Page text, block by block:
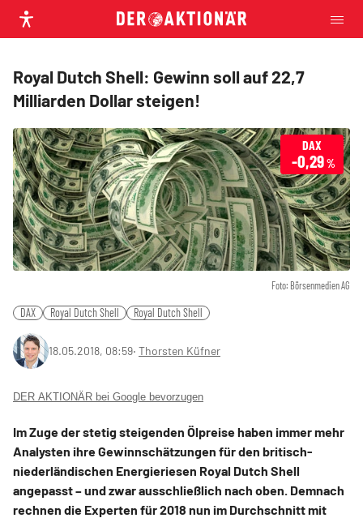
Royal Dutch Shell: Gewinn soll auf 22,7
Milliarden Dollar steigen!
Foto: Börsenmedien AG
DAX
-0,29%
DAX Royal Dutch Shell Royal Dutch Shell
18.05.2018, 08:59‧ Thorsten Küfner
DER AKTIONÄR bei Google bevorzugen
Im Zuge der stetig steigenden Ölpreise haben immer mehr
Analysten ihre Gewinnschätzungen für den britisch-
niederländischen Energieriesen Royal Dutch Shell
angepasst – und zwar ausschließlich nach oben. Demnach
rechnen die Experten für 2018 nun im Durchschnitt mit